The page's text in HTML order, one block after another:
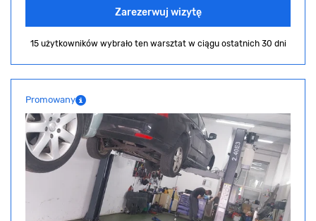
Zarezerwuj wizytę
15 użytkowników wybrało ten warsztat w ciągu ostatnich 30 dni
Promowany